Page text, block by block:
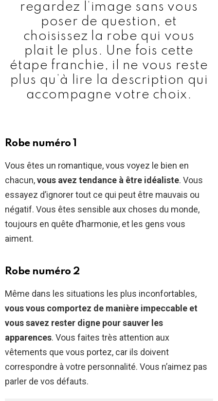
regardez l’image sans vous
poser de question, et
choisissez la robe qui vous
plait le plus. Une fois cette
étape franchie, il ne vous reste
plus qu’à lire la description qui
accompagne votre choix.
Robe numéro 1
Vous êtes un romantique, vous voyez le bien en
chacun,vous avez tendance à être idéaliste. Vous
essayez d’ignorer tout ce qui peut être mauvais ou
négatif. Vous êtes sensible aux choses du monde,
toujours en quête d’harmonie, et les gens vous
aiment.
Robe numéro 2
Même dans les situations les plus inconfortables,
vous vous comportez de manière impeccable et
vous savez rester digne pour sauver les
apparences. Vous faites très attention aux
vêtements que vous portez, car ils doivent
correspondre à votre personnalité. Vous n’aimez pas
parler de vos défauts.